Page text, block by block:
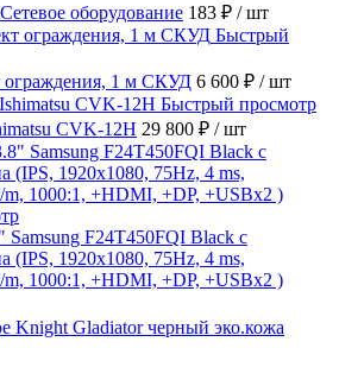
оборудование 183 ₽ / шт
Быстрый
1 м СКУД 6 600 ₽ / шт
Быстрый просмотр
CVK-12H 29 800 ₽ / шт
F24T450FQI Black с
(IPS, 1920x1080, 75Hz, 4 ms,
m, 1000:1, +HDMI, +DP, +USBx2 )